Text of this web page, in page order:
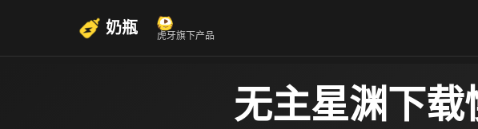
奶瓶 虎牙旗下产品
无主星渊下载